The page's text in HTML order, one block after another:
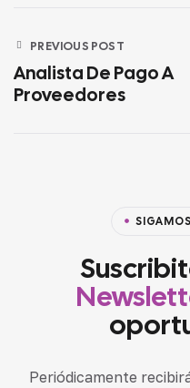
PREVIOUS POST
Analista De Pago A
Proveedores
Periódicamente